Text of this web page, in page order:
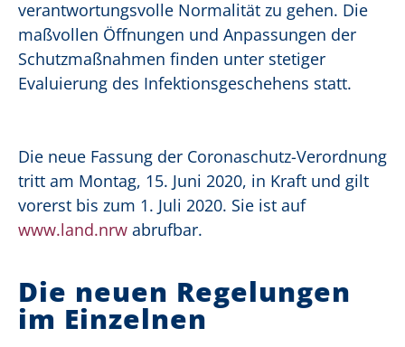
verantwortungsvolle Normalität zu gehen. Die
maßvollen Öffnungen und Anpassungen der
Schutzmaßnahmen finden unter stetiger
Evaluierung des Infektionsgeschehens statt.
Die neue Fassung der Coronaschutz-Verordnung
tritt am Montag, 15. Juni 2020, in Kraft und gilt
vorerst bis zum 1. Juli 2020. Sie ist auf
www.land.nrw abrufbar.
Die neuen Regelungen
im Einzelnen